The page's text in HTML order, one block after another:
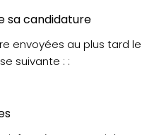
sa candidature
envoyées au plus tard le
suivante : :